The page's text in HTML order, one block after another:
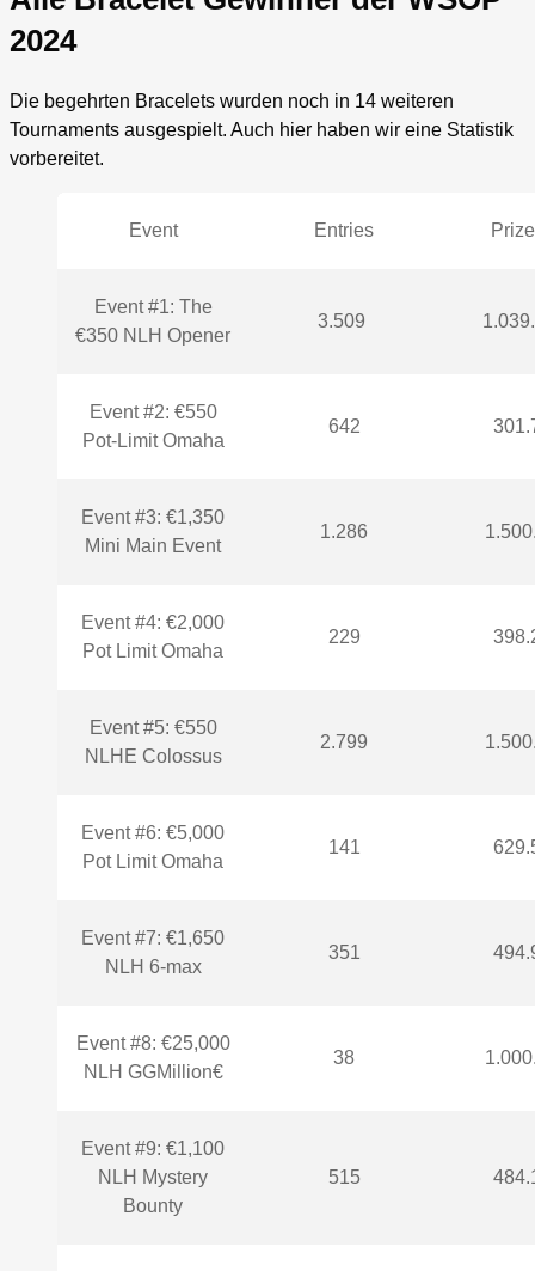
2024
Die begehrten Bracelets wurden noch in 14 weiteren
Tournaments ausgespielt. Auch hier haben wir eine Statistik
vorbereitet.
Event Entries
Event #1: The
€350 NLH Opener
3.509
Event #2: €550
Pot-Limit Omaha
642
Event #3: €1,350
Mini Main Event
1.286
Event #4: €2,000
Pot Limit Omaha
229
Event #5: €550
NLHE Colossus
2.799
Event #6: €5,000
Pot Limit Omaha
141
Event #7: €1,650
NLH 6-max
351
Event #8: €25,000
NLH GGMillion€
38
Event #9: €1,100
NLH Mystery
Bounty
515